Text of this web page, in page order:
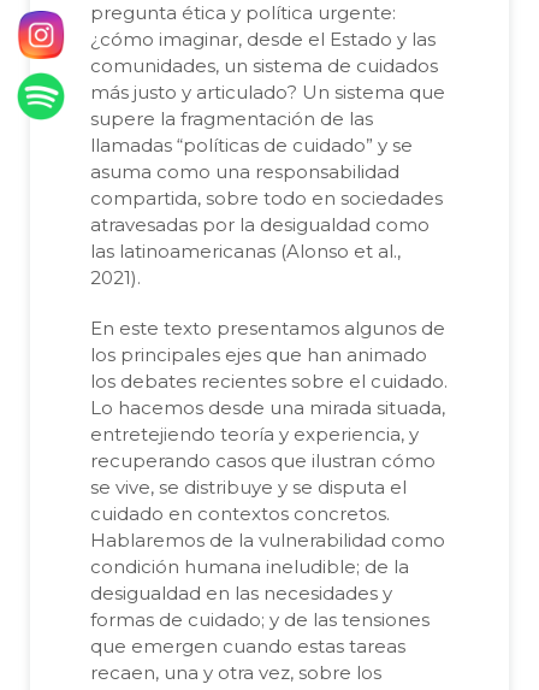
pregunta ética y política urgente:
¿cómo imaginar, desde el Estado y las
comunidades, un sistema de cuidados
más justo y articulado? Un sistema que
supere la fragmentación de las
llamadas “políticas de cuidado” y se
asuma como una responsabilidad
compartida, sobre todo en sociedades
atravesadas por la desigualdad como
las latinoamericanas (Alonso et al.,
2021).
En este texto presentamos algunos de
los principales ejes que han animado
los debates recientes sobre el cuidado.
Lo hacemos desde una mirada situada,
entretejiendo teoría y experiencia, y
recuperando casos que ilustran cómo
se vive, se distribuye y se disputa el
cuidado en contextos concretos.
Hablaremos de la vulnerabilidad como
condición humana ineludible; de la
desigualdad en las necesidades y
formas de cuidado; y de las tensiones
que emergen cuando estas tareas
recaen, una y otra vez, sobre los